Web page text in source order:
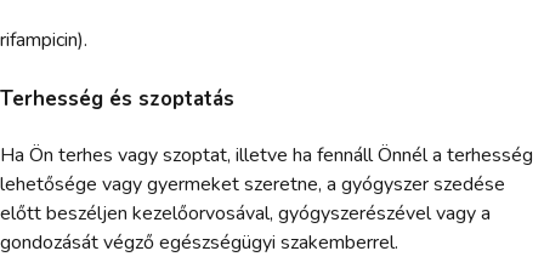
rifampicin).
Terhesség és szoptatás
Ha Ön terhes vagy szoptat, illetve ha fennáll Önnél a terhesség
lehetősége vagy gyermeket szeretne, a gyógyszer szedése
előtt beszéljen kezelőorvosával, gyógyszerészével vagy a
gondozását végző egészségügyi szakemberrel.